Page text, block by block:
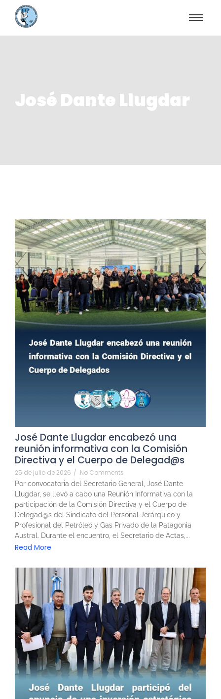
José Dante Llugdar
José Dante Llugdar encabezó una
reunión informativa con la Comisión
Directiva y el Cuerpo de Delegad@s
25 de julio de 2026 / No Comments
Por convocatoria del Secretario General, José Dante
Llugdar, se llevó a cabo una Reunión Informativa con la
participación de la Comisión Directiva y el Cuerpo de
Delegad@s del Sindicato del Personal Jerárquico y
Profesional del Petróleo y Gas Privado de la Patagonia
Austral. Durante el encuentro, el Secretario de Actas,...
Read More